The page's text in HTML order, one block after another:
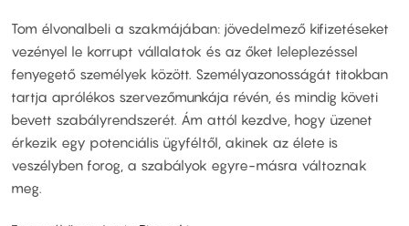
Tom élvonalbeli a szakmájában: jövedelmező kifizetéseket
vezényel le korrupt vállalatok és az őket leleplezéssel
fenyegető személyek között. Személyazonosságát titokban
tartja aprólékos szervezőmunkája révén, és mindig követi
bevett szabályrendszerét. Ám attól kezdve, hogy üzenet
érkezik egy potenciális ügyféltől, akinek az élete is
veszélyben forog, a szabályok egyre-másra változnak
meg.